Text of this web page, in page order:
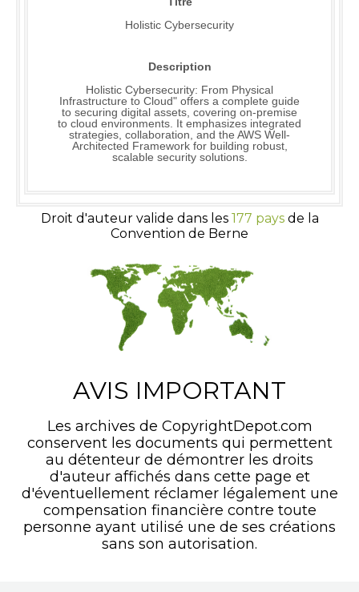
Holistic Cybersecurity
Description
Holistic Cybersecurity: From Physical
Infrastructure to Cloud" offers a complete guide
to securing digital assets, covering on-premise
to cloud environments. It emphasizes integrated
strategies, collaboration, and the AWS Well-
Architected Framework for building robust,
scalable security solutions.
Droit d'auteur valide dans les 177 paysde la
Convention de Berne
AVIS IMPORTANT
Les archives de CopyrightDepot.com
conservent les documents qui permettent
au détenteur de démontrer les droits
d'auteur affichés dans cette page et
d'éventuellement réclamer légalement une
compensation financière contre toute
personne ayant utilisé une de ses créations
sans son autorisation.